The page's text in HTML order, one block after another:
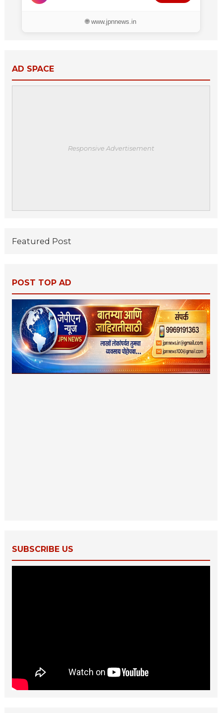
🌐 www.jpnnews.in
AD SPACE
Responsive Advertisement
Featured Post
POST TOP AD
SUBSCRIBE US